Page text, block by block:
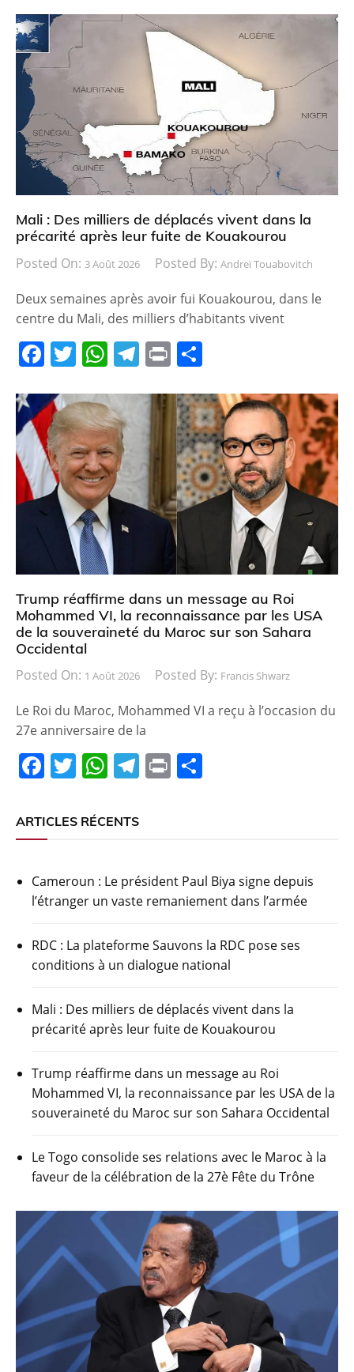
Mali : Des milliers de déplacés vivent dans la
précarité après leur fuite de Kouakourou
Posted On: 3 Août 2026 Posted By: Andreï Touabovitch
Deux semaines après avoir fui Kouakourou, dans le
centre du Mali, des milliers d’habitants vivent
F
c
e
b
o
o
T
itt
er
W
at
s
A
p
p
T
e
gr
a
m
Pr
t ta
g
er
Trump réaffirme dans un message au Roi
Mohammed VI, la reconnaissance par les USA
de la souveraineté du Maroc sur son Sahara
Occidental
Posted On: 1 Août 2026 Posted By: Francis Shwarz
Le Roi du Maroc, Mohammed VI a reçu à l’occasion du
27e anniversaire de la
F
c
e
o
o
k
T
itt
W
at
p
p
T
a
m
Pr
er
ARTICLES RÉCENTS
Cameroun : Le président Paul Biya signe depuis
l’étranger un vaste remaniement dans l’armée
RDC : La plateforme Sauvons la RDC pose ses
conditions à un dialogue national
Mali : Des milliers de déplacés vivent dans la
précarité après leur fuite de Kouakourou
Trump réaffirme dans un message au Roi
Mohammed VI, la reconnaissance par les USA de la
souveraineté du Maroc sur son Sahara Occidental
Le Togo consolide ses relations avec le Maroc à la
faveur de la célébration de la 27è Fête du Trône